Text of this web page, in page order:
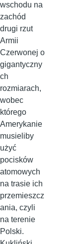
wschodu na
zachód
drugi rzut
Armii
Czerwonej o
gigantyczny
ch
rozmiarach,
wobec
którego
Amerykanie
musieliby
użyć
pocisków
atomowych
na trasie ich
przemieszcz
ania, czyli
na terenie
Polski.